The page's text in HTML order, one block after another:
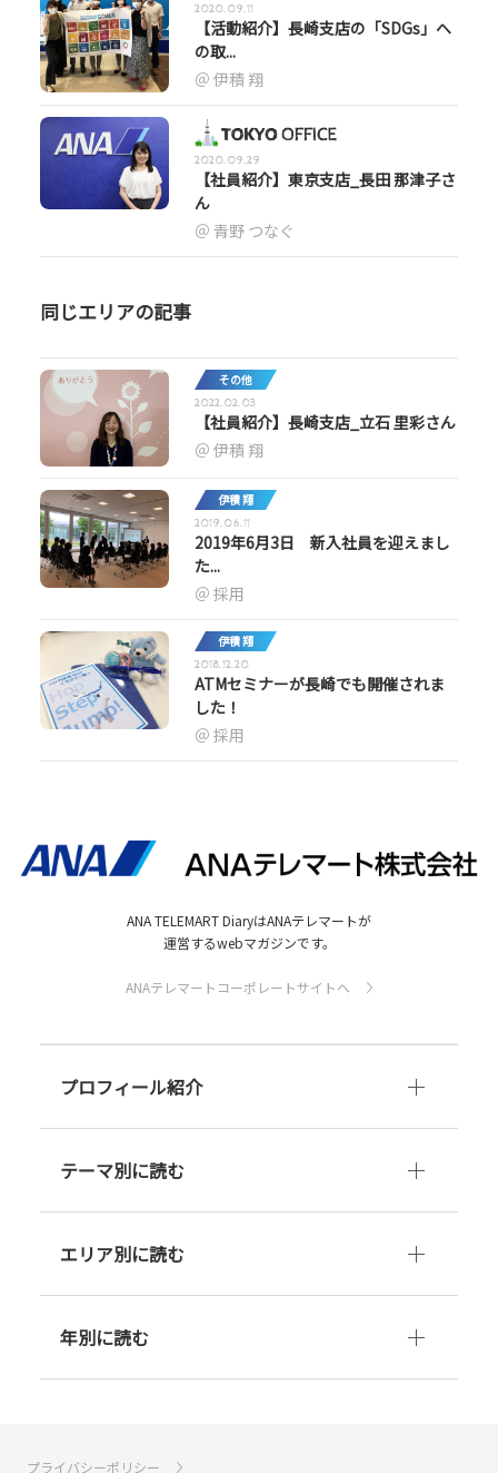
2020.09.11
【活動紹介】長崎支店の「SDGs」へ
の取...
伊積 翔
2020.09.29
【社員紹介】東京支店_長田 那津子さ
ん
青野 つなぐ
同じエリアの記事
その他
2022.02.03
【社員紹介】長崎支店_立石 里彩さん
伊積 翔
伊積 翔
2019.06.11
2019年6月3日 新入社員を迎えまし
た...
採用
伊積 翔
2018.12.20
ATMセミナーが長崎でも開催されま
した！
採用
ANA TELEMART DiaryはANAテレマートが
運営するwebマガジンです。
ANAテレマートコーポレートサイトへ
プロフィール紹介
テーマ別に読む
エリア別に読む
年別に読む
プライバシーポリシー